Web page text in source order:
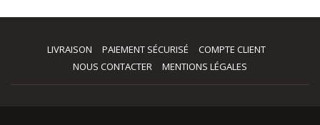
LIVRAISON PAIEMENT SÉCURISÉ
COMPTE CLIENT
NOUS CONTACTER
MENTIONS LÉGALES